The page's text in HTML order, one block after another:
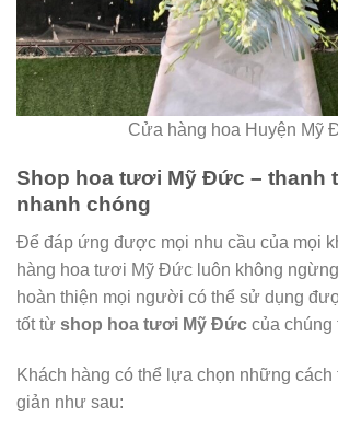
Cửa hàng hoa Huyện Mỹ
Shop hoa tươi Mỹ Đức – thanh
nhanh chóng
Để đáp ứng được mọi nhu cầu của mọi
hàng hoa tươi Mỹ Đức luôn không
hoàn thiện mọi người có thể sử dụng
tốt từ shop hoa tươi Mỹ Đức của chúng
Khách hàng có thể lựa chọn những cách
giản như sau: